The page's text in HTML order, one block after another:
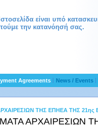
είναι υπό
την κατανόησή σας.
Agreements News / Events
ΤΗΣ ΕΠΗΕΑ ΤΗΣ 21ης
ΑΡΧΑΙΡΕΣΙΩΝ